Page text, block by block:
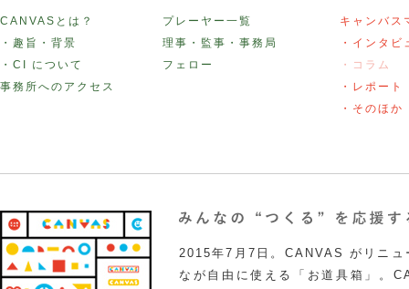
CANVASとは？
・趣旨・背景
・CI について
事務所へのアクセス
プレーヤー一覧
理事・監事・事務局
フェロー
キャンバス
・インタビ
・コラム
・レポート
・そのほか
2015年7月7日。CANVAS がリニュ
なが自由に使える「お道具箱」。